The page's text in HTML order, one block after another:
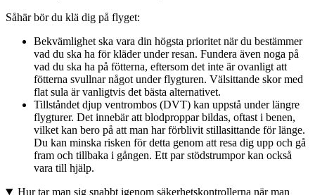
Såhär bör du klä dig på flyget:
Bekvämlighet ska vara din högsta prioritet när du bestämmer
vad du ska ha för kläder under resan. Fundera även noga på
vad du ska ha på fötterna, eftersom det inte är ovanligt att
fötterna svullnar något under flygturen. Välsittande skor med
flat sula är vanligtvis det bästa alternativet.
Tillståndet djup ventrombos (DVT) kan uppstå under längre
flygturer. Det innebär att blodproppar bildas, oftast i benen,
vilket kan bero på att man har förblivit stillasittande för länge.
Du kan minska risken för detta genom att resa dig upp och gå
fram och tillbaka i gången. Ett par stödstrumpor kan också
vara till hjälp.
Hur tar man sig snabbt igenom säkerhetskontrollerna när man